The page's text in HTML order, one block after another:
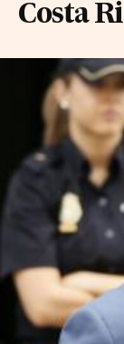
Costa